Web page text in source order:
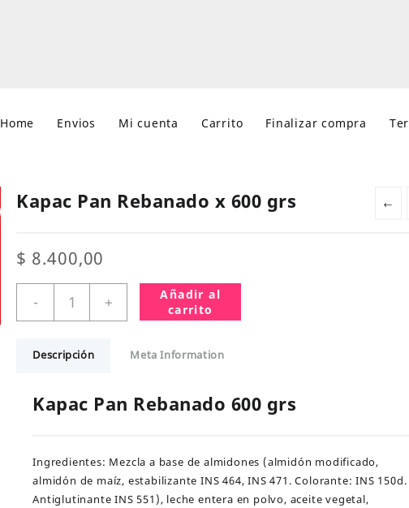
Home Envios Mi cuenta Carrito Finalizar compra
←
Kapac Pan Rebanado x 600 grs
$ 8.400,00
-
Pan
Rebanado
600
+
Añadir al
carrito
Descripción Meta Information
Kapac Pan Rebanado 600 grs
Ingredientes: Mezcla a base de almidones (almidón modificado,
almidón de maíz, estabilizante INS 464, INS 471. Colorante: INS 150d.
Antiglutinante INS 551), leche entera en polvo, aceite vegetal,